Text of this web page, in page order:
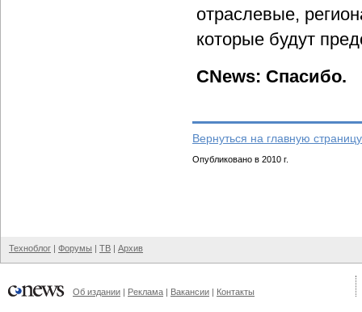
отраслевые,
которые будут
CNews: Спасибо.
Вернуться на главную
Опубликовано в 2010 г.
Техноблог | Форумы | ТВ | Архив
Об издании | Реклама | Вакансии | Контакты